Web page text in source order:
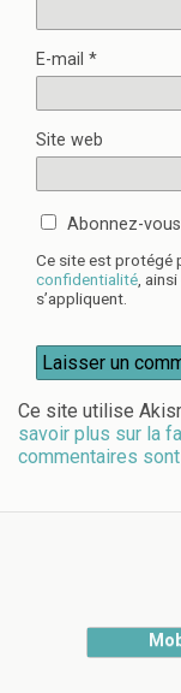
E-mail *
Site web
Abonnez-
Ce site est protégé
confidentialité,
s’appliquent.
Ce site utilise
savoir plus sur la
commentaires